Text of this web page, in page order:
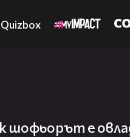
Quizbox
шофьорът е